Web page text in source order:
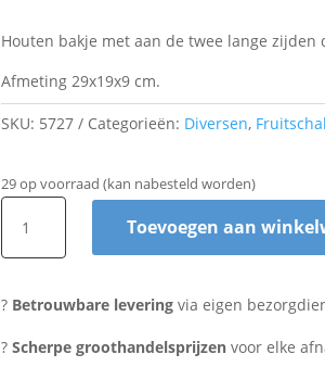
Houten bakje met aan de twee lange zijden
Afmeting 29x19x9 cm.
SKU: 5727 Categorieën: Diversen,
29 op voorraad (kan nabesteld worden)
bakje
Friesland
aantal
Toevoegen aan
? Betrouwbare levering via eigen
?Scherpe groothandelsprijzen voor elke